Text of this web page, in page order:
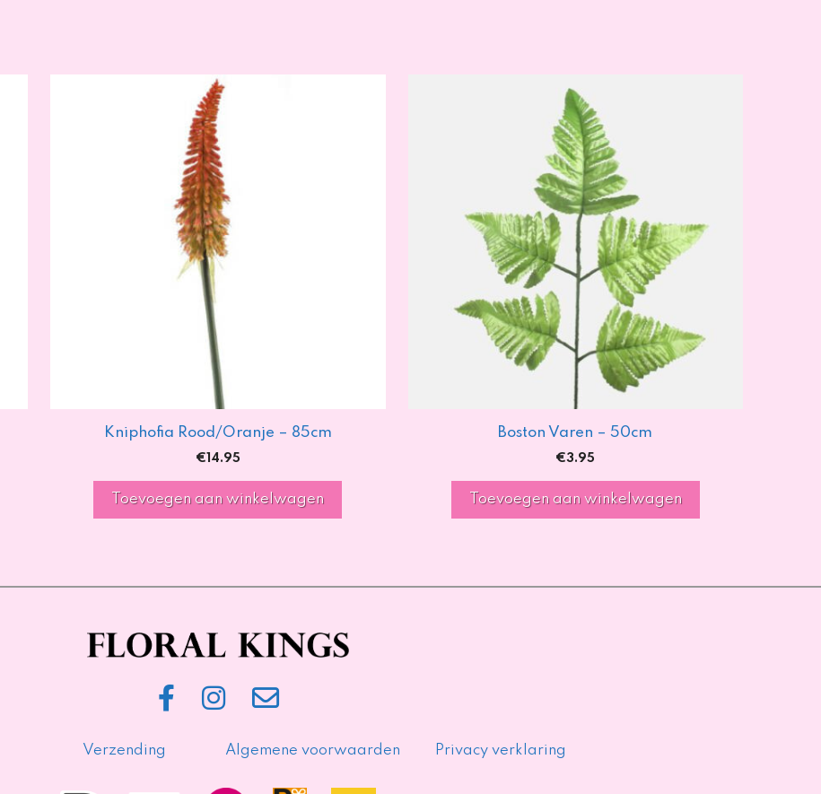
Kniphofia Rood/Oranje – 85cm
€ 14.95
Toevoegen aan winkelwagen
Boston Varen – 50cm
€3.95
Toevoegen aan winkelwagen
Verzending Algemene voorwaarden Privacy verklaring